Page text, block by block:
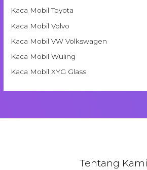
Kaca Mobil Toyota
Kaca Mobil Volvo
Kaca Mobil VW Volkswagen
Kaca Mobil Wuling
Kaca Mobil XYG Glass
Tentang Kami